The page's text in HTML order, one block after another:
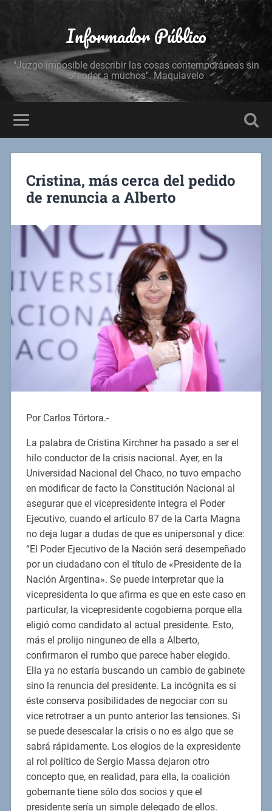
Informador Público
"Juzgo imposible describir las cosas contemporáneas sin
ofender a muchos". Maquiavelo
Cristina, más cerca del pedido
de renuncia a Alberto
Por Carlos Tórtora.-
La palabra de Cristina Kirchner ha pasado a ser el
hilo conductor de la crisis nacional. Ayer, en la
Universidad Nacional del Chaco, no tuvo empacho
en modificar de facto la Constitución Nacional al
asegurar que el vicepresidente integra el Poder
Ejecutivo, cuando el artículo 87 de la Carta Magna
no deja lugar a dudas de que es unipersonal y dice:
“El Poder Ejecutivo de la Nación será desempeñado
por un ciudadano con el título de «Presidente de la
Nación Argentina». Se puede interpretar que la
vicepresidenta lo que afirma es que en este caso en
particular, la vicepresidente cogobierna porque ella
eligió como candidato al actual presidente. Esto,
más el prolijo ninguneo de ella a Alberto,
confirmaron el rumbo que parece haber elegido.
Ella ya no estaría buscando un cambio de gabinete
sino la renuncia del presidente. La incógnita es si
éste conserva posibilidades de negociar con su
vice retrotraer a un punto anterior las tensiones. Si
se puede desescalar la crisis o no es algo que se
sabrá rápidamente. Los elogios de la expresidente
al rol político de Sergio Massa dejaron otro
concepto que, en realidad, para ella, la coalición
gobernante tiene sólo dos socios y que el
presidente sería un simple delegado de ellos.